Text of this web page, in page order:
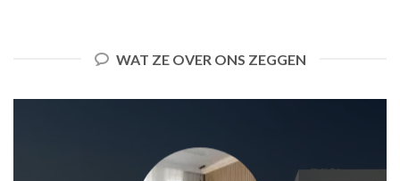
WAT ZE OVER ONS ZEGGEN